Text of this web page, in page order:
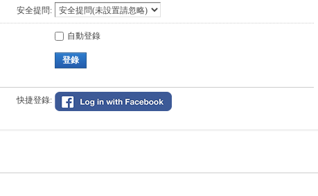
安全提問:
自動登錄
登錄
快捷登錄: